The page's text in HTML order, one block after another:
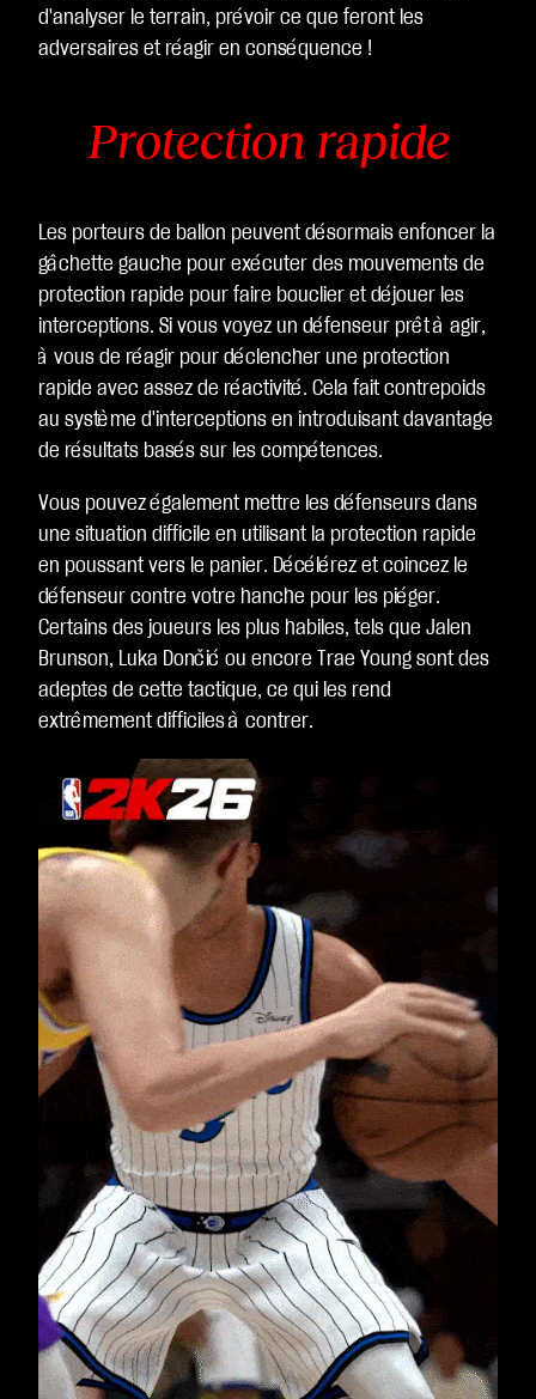
d'analyser le terrain, prévoir ce que feront les
adversaires et réagir en conséquence !
Protection rapide
Les porteurs de ballon peuvent désormais enfoncer la
gâchette gauche pour exécuter des mouvements de
protection rapide pour faire bouclier et déjouer les
interceptions. Si vous voyez un défenseur prêt à agir,
à vous de réagir pour déclencher une protection
rapide avec assez de réactivité. Cela fait contrepoids
au système d'interceptions en introduisant davantage
de résultats basés sur les compétences.
Vous pouvez également mettre les défenseurs dans
une situation difficile en utilisant la protection rapide
en poussant vers le panier. Décélérez et coincez le
défenseur contre votre hanche pour les piéger.
Certains des joueurs les plus habiles, tels que Jalen
Brunson, Luka Dončić ou encore Trae Young sont des
adeptes de cette tactique, ce qui les rend
extrêmement difficiles à contrer.